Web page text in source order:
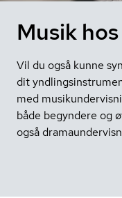
Musik
Vil du også kunne
dit
med
både begyndere og
også